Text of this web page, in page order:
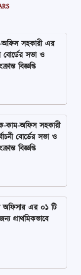
অফিস সহকারী এর
বোর্ডের সভা ও
বিজ্ঞপ্তি
কাম-অফিস সহকারী
বোর্ডের সভা ও
বিজ্ঞপ্তি
অফিসার এর ০১ টি
প্রাথমিকভাবে